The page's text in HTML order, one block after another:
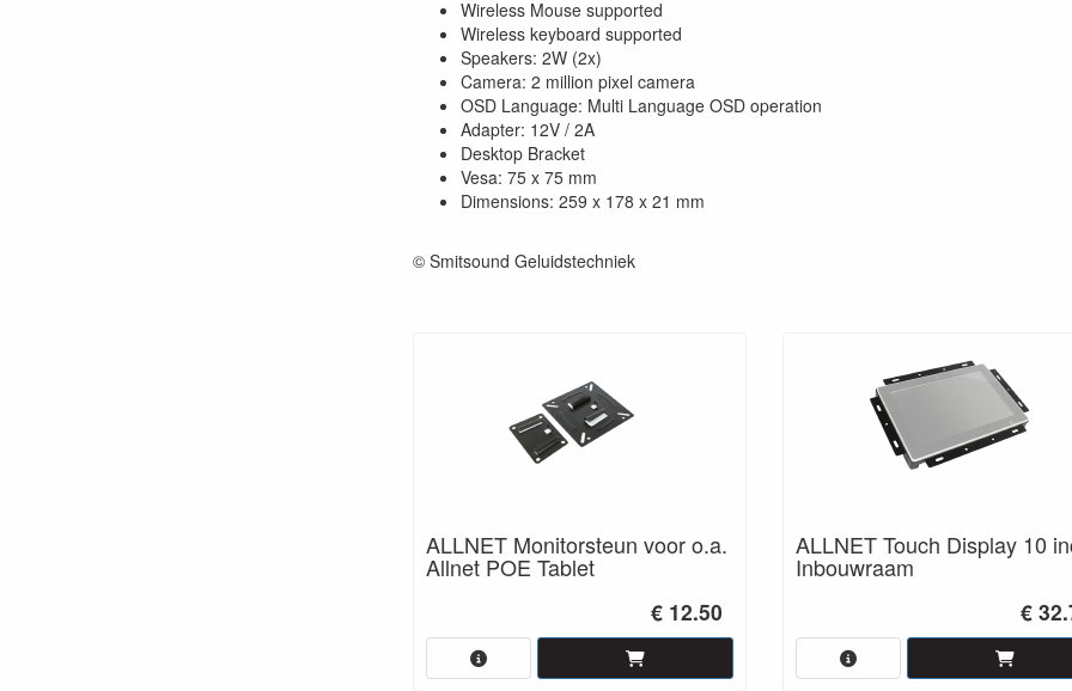
Wireless Mouse supported
Wireless keyboard supported
Speakers: 2W (2x)
Camera: 2 million pixel camera
OSD Language: Multi Language OSD operation
Adapter: 12V / 2A
Desktop Bracket
Vesa: 75 x 75 mm
Dimensions: 259 x 178 x 21 mm
© Smitsound Geluidstechniek
ALLNET Monitorsteun voor o.a.
Allnet POE Tablet
€ 12.50
ALLNET Touch Display 10
Inbouwraam
€